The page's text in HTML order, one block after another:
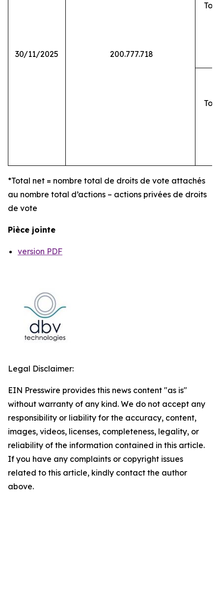
30/11/2025 200.777.718
*Total net = nombre total de droits de vote attachés
au nombre total d’actions – actions privées de droits
de vote
Pièce jointe
version PDF
Legal Disclaimer:
EIN Presswire provides this news content "as is"
without warranty of any kind. We do not accept any
responsibility or liability for the accuracy, content,
images, videos, licenses, completeness, legality, or
reliability of the information contained in this article.
If you have any complaints or copyright issues
related to this article, kindly contact the author
above.